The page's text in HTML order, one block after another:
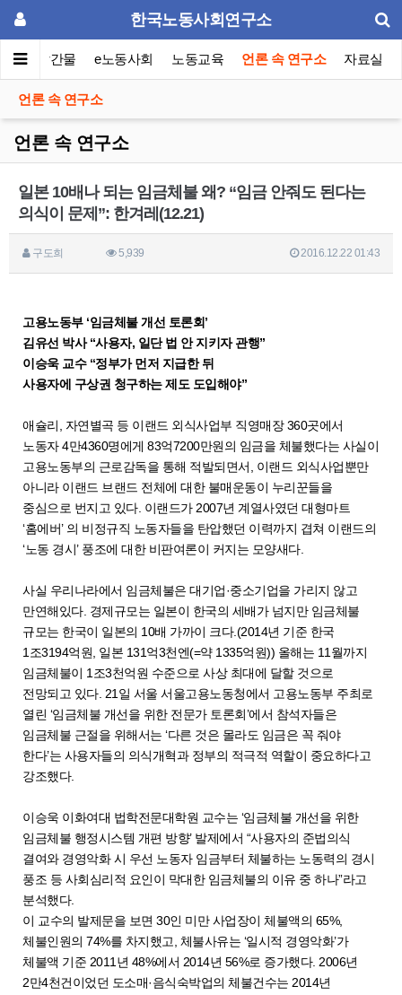
한국노동사회연구소
퍼 발간물 e노동사회 노동교육 언론 속 연구소 자료실
언론 속 연구소
언론 속 연구소
일본 10배나 되는 임금체불 왜? “임금 안줘도 된다는
의식이 문제”: 한겨레(12.21)
구도희 5,939 2016.12.22 01:43
고용노동부 ‘임금체불 개선 토론회’
김유선 박사 “사용자, 일단 법 안 지키자 관행”
이승욱 교수 “정부가 먼저 지급한 뒤
사용자에 구상권 청구하는 제도 도입해야”
애슐리, 자연별곡 등 이랜드 외식사업부 직영매장 360곳에서
노동자 4만4360명에게 83억7200만원의 임금을 체불했다는 사실이
고용노동부의 근로감독을 통해 적발되면서, 이랜드 외식사업뿐만
아니라 이랜드 브랜드 전체에 대한 불매운동이 누리꾼들을
중심으로 번지고 있다. 이랜드가 2007년 계열사였던 대형마트
‘홈에버’ 의 비정규직 노동자들을 탄압했던 이력까지 겹쳐 이랜드의
‘노동 경시’ 풍조에 대한 비판여론이 커지는 모양새다.
사실 우리나라에서 임금체불은 대기업·중소기업을 가리지 않고
만연해있다. 경제규모는 일본이 한국의 세배가 넘지만 임금체불
규모는 한국이 일본의 10배 가까이 크다.(2014년 기준 한국
1조3194억원, 일본 131억3천엔(=약 1335억원)) 올해는 11월까지
임금체불이 1조3천억원 수준으로 사상 최대에 달할 것으로
전망되고 있다. 21일 서울 서울고용노동청에서 고용노동부 주최로
열린 ‘임금체불 개선을 위한 전문가 토론회’에서 참석자들은
임금체불 근절을 위해서는 ‘다른 것은 몰라도 임금은 꼭 줘야
한다’는 사용자들의 의식개혁과 정부의 적극적 역할이 중요하다고
강조했다.
이승욱 이화여대 법학전문대학원 교수는 ‘임금체불 개선을 위한
임금체불 행정시스템 개편 방향’ 발제에서 “사용자의 준법의식
결여와 경영악화 시 우선 노동자 임금부터 체불하는 노동력의 경시
풍조 등 사회심리적 요인이 막대한 임금체불의 이유 중 하나”라고
분석했다.
이 교수의 발제문을 보면 30인 미만 사업장이 체불액의 65%,
체불인원의 74%를 차지했고, 체불사유는 ‘일시적 경영악화’가
체불액 기준 2011년 48%에서 2014년 56%로 증가했다. 2006년
2만4천건이었던 도소매·음식숙박업의 체불건수는 2014년